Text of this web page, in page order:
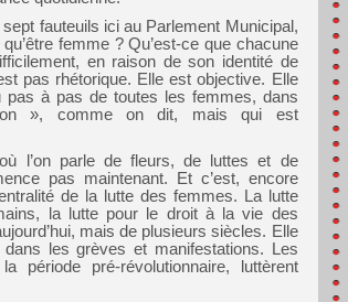
fauteuils ici au Parlement Municipal,
femme ? Qu’est-ce que chacune
en raison de son identité de
pas rhétorique. Elle est objective. Elle
pas à pas de toutes les femmes, dans
», comme on dit, mais qui est
l’on parle de fleurs, de luttes et de
pas maintenant. Et c’est, encore
de la lutte des femmes. La lutte
la lutte pour le droit à la vie des
mais de plusieurs siècles. Elle
les grèves et manifestations. Les
période pré-révolutionnaire, luttèrent